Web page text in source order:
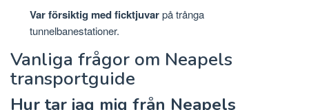
Var försiktig med ficktjuvarpå trånga
tunnelbanestationer.
Vanliga frågor om Neapels
transportguide
Hur tar jag mig från Neapels